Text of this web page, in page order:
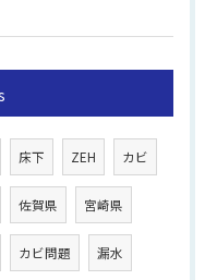
床下 ZEH カビ
佐賀県 宮崎県
カビ問題 漏水